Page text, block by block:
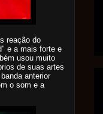
reação do
e a mais forte e
usou muito
de suas artes
anterior
o som e a